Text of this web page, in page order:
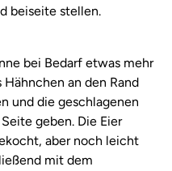
beiseite stellen.
bei Bedarf etwas mehr
Hähnchen an den Rand
und die geschlagenen
geben. Die Eier
aber noch leicht
mit dem